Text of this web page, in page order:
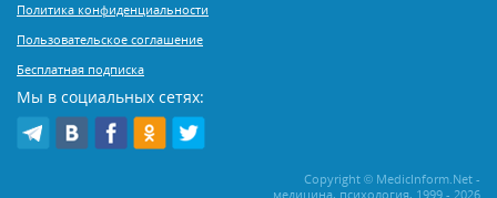
Политика конфиденциальности
Пользовательское соглашение
Бесплатная подписка
Мы в социальных сетях:
Copyright © MedicInform.Net -
медицина, психология, 1999 - 2026